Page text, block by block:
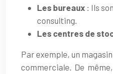
Les bureaux : Ils
consulting.
Les centres de
Par exemple, un
commerciale. De